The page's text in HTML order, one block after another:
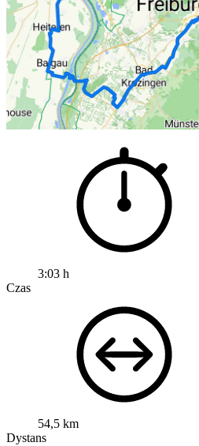
3:03 h
Czas
54,5 km
Dystans